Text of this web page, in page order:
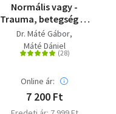
Normális vagy -
Trauma, betegség és
gyógyulás mérgező
világunkban
Dr. Máté Gábor
Máté Dániel
Online ár:
7 200 Ft